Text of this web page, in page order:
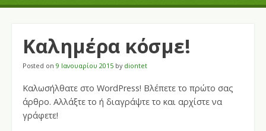
Skip to content
Καλημέρα κόσμε!
Posted on 9 Ιανουαρίου 2015 by diontet
Καλωσήλθατε στο WordPress! Βλέπετε το πρώτο σας
άρθρο. Αλλάξτε το ή διαγράψτε το και αρχίστε να
γράφετε!